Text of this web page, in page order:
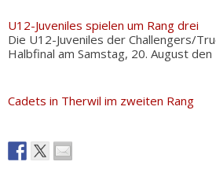
U12-Juveniles spielen um Rang drei
Die U12-Juveniles der Challengers/
Halbfinal am Samstag, 20. August
Cadets in Therwil im zweiten Rang